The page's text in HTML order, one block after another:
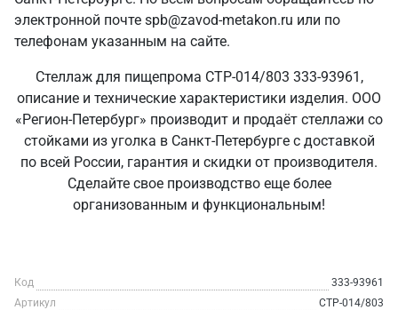
электронной почте spb@zavod-metakon.ru или по
телефонам указанным на сайте.
Стеллаж для пищепрома СТР-014/803 333-93961,
описание и технические характеристики изделия. ООО
«Регион-Петербург» производит и продаёт стеллажи со
стойками из уголка в Санкт‑Петербурге с доставкой
по всей России, гарантия и скидки от производителя.
Сделайте свое производство еще более
организованным и функциональным!
Код
333-93961
Артикул
СТР-014/803